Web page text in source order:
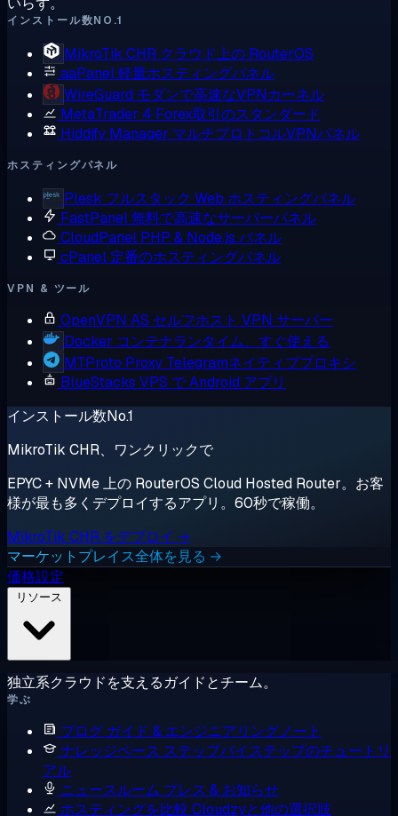
インストール数NO.1
MikroTik CHR クラウド上の RouterOS
aaPanel軽量ホスティングパネル
WireGuard モダンで高速なVPNカーネル
MetaTrader 4 Forex取引のスタンダード
Hiddify Manager マルチプロトコルVPNパネル
ホスティングパネル
Plesk フルスタック Web ホスティングパネル
FastPanel無料で高速なサーバーパネル
CloudPanel PHP & Node.js パネル
cPanel 定番のホスティングパネル
VPN & ツール
OpenVPN AS セルフホスト VPN サーバー
Docker コンテナランタイム、すぐ使える
MTProto Proxy Telegramネイティブプロキシ
BlueStacks VPS で Android アプリ
インストール数No.1
MikroTik CHR、ワンクリックで
EPYC + NVMe 上の RouterOS Cloud Hosted Router。お客
様が最も多くデプロイするアプリ。60秒で稼働。
MikroTik CHR をデプロイ →
マーケットプレイス全体を見る →
価格設定
独立系クラウドを支えるガイドとチーム。
学ぶ
ブログ ガイド & エンジニアリングノート
ナレッジベース ステップバイステップのチュートリ
アル
ニュースルーム プレス & お知らせ
ホスティングを比較 Cloudzyと他の選択肢